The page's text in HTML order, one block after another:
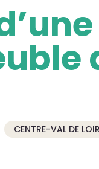
CENTRE-VAL DE